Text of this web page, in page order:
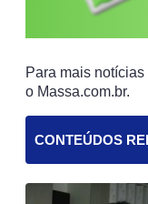
Para mais notícias
o Massa.com.br.
CONTEÚDOS